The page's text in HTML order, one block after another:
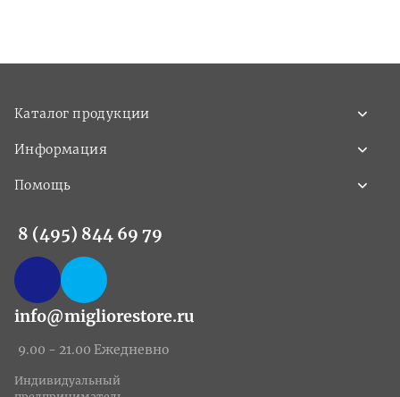
Каталог продукции
Информация
Помощь
8 (495) 844 69 79
info@migliorestore.ru
9.00 - 21.00 Ежедневно
Индивидуальный